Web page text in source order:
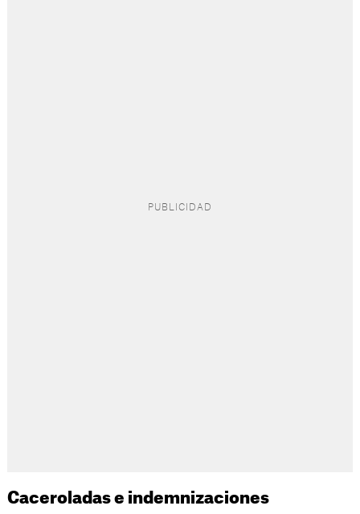
Caceroladas e indemnizaciones